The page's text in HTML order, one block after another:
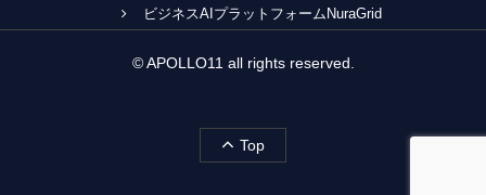
ビジネスAIプラットフォームNuraGrid
© APOLLO11 all rights reserved.
Top